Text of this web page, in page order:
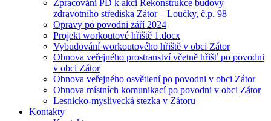
Zpracování PD k akci Rekonstrukce budovy
zdravotního střediska Zátor – Loučky, č.p. 98
Opravy po povodni září 2024
Projekt workoutové hřiště 1.docx
Vybudování workoutového hřiště v obci Zátor
Obnova veřejného prostranství včetně hřišť po povodni
v obci Zátor
Obnova veřejného osvětlení po povodni v obci Zátor
Obnova místních komunikací po povodni v obci Zátor
Lesnicko-myslivecká stezka v Zátoru
Kontakty